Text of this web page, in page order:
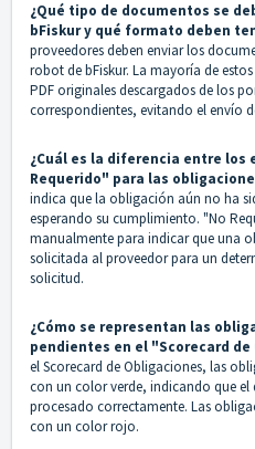
¿Qué tipo de documentos se
bFiskur y qué formato deben
proveedores deben enviar los
robot de bFiskur. La mayoría de
PDF originales descargados de los
correspondientes, evitando el envío
¿Cuál es la diferencia entre
Requerido" para las
indica que la obligación aún no ha
esperando su cumplimiento. "No
manualmente para indicar que una
solicitada al proveedor para un
solicitud.
¿Cómo se representan las
pendientes en el "Scorecard
el Scorecard de Obligaciones, las
con un color verde, indicando que
procesado correctamente. Las
con un color rojo.